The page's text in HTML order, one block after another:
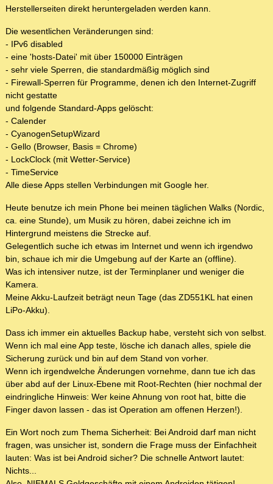
Herstellerseiten direkt heruntergeladen werden kann.
Die wesentlichen Veränderungen sind:
- IPv6 disabled
- eine 'hosts-Datei' mit über 150000 Einträgen
- sehr viele Sperren, die standardmäßig möglich sind
- Firewall-Sperren für Programme, denen ich den Internet-Zugriff
nicht gestatte
und folgende Standard-Apps gelöscht:
- Calender
- CyanogenSetupWizard
- Gello (Browser, Basis = Chrome)
- LockClock (mit Wetter-Service)
- TimeService
Alle diese Apps stellen Verbindungen mit Google her.
Heute benutze ich mein Phone bei meinen täglichen Walks (Nordic,
ca. eine Stunde), um Musik zu hören, dabei zeichne ich im
Hintergrund meistens die Strecke auf.
Gelegentlich suche ich etwas im Internet und wenn ich irgendwo
bin, schaue ich mir die Umgebung auf der Karte an (offline).
Was ich intensiver nutze, ist der Terminplaner und weniger die
Kamera.
Meine Akku-Laufzeit beträgt neun Tage (das ZD551KL hat einen
LiPo-Akku).
Dass ich immer ein aktuelles Backup habe, versteht sich von selbst.
Wenn ich mal eine App teste, lösche ich danach alles, spiele die
Sicherung zurück und bin auf dem Stand von vorher.
Wenn ich irgendwelche Änderungen vornehme, dann tue ich das
über abd auf der Linux-Ebene mit Root-Rechten (hier nochmal der
eindringliche Hinweis: Wer keine Ahnung von root hat, bitte die
Finger davon lassen - das ist Operation am offenen Herzen!).
Ein Wort noch zum Thema Sicherheit: Bei Android darf man nicht
fragen, was unsicher ist, sondern die Frage muss der Einfachheit
lauten: Was ist bei Android sicher? Die schnelle Antwort lautet:
Nichts...